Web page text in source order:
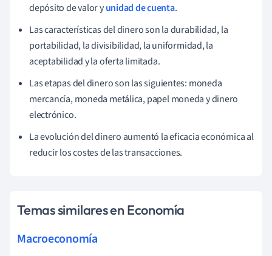
depósito de valor yunidad de cuenta.
Las características del dinero son la durabilidad, la
portabilidad, la divisibilidad, la uniformidad, la
aceptabilidad y la oferta limitada.
Las etapas del dinero son las siguientes: moneda
mercancía, moneda metálica, papel moneda y dinero
electrónico.
La evolución del dinero aumentó la eficacia económica al
reducir los costes de las transacciones.
Temas similares en Economía
Macroeconomía